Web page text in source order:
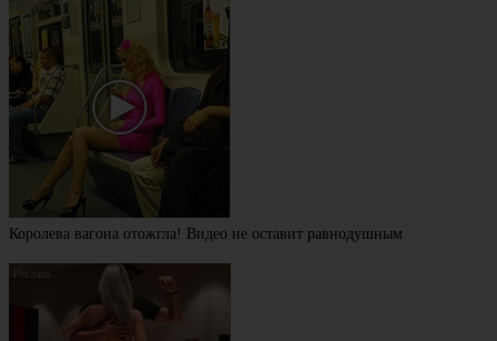
Королева вагона отожгла! Видео не оставит равнодушным